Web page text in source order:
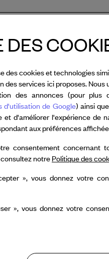
by
soutient la
Leila Ka,
sa
de la danse
Ville - Paris.
DES
des cookies et technologies
des services ici proposes.
des annonces (pour plus
de Google) ainsi
d'améliorer l'expérience de
aux préférences
consentement concernant
notre Politique des
», vous donnez votre
», vous donnez votre